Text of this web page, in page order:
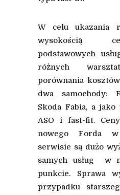
W celu ukazania
wysokością
podstawowych
różnych
porównania
dwa samochody:
Skoda Fabia, a
ASO i fast-fit.
nowego Forda w
serwisie są dużo
samych usług w
punkcie. Sprawa
przypadku